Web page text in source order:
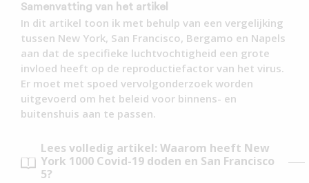
Samenvatting van het artikel
In dit artikel toon ik met behulp van een vergelijking
tussen New York, San Francisco, Bergamo en Napels
aan dat de specifieke luchtvochtigheid een grote
invloed heeft op de reproductiefactor van het virus.
Er moet met spoed vervolgonderzoek worden
uitgevoerd om het beleid voor binnens- en
buitenshuis aan te passen.
Lees volledig artikel: Waarom heeft New
York 1000 Covid-19 doden en San Francisco
5?